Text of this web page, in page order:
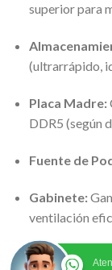
superior para
(ultrarrápido,
Placa Madre:
DDR5 (según
Fuente de
Gabinete:
ventilación